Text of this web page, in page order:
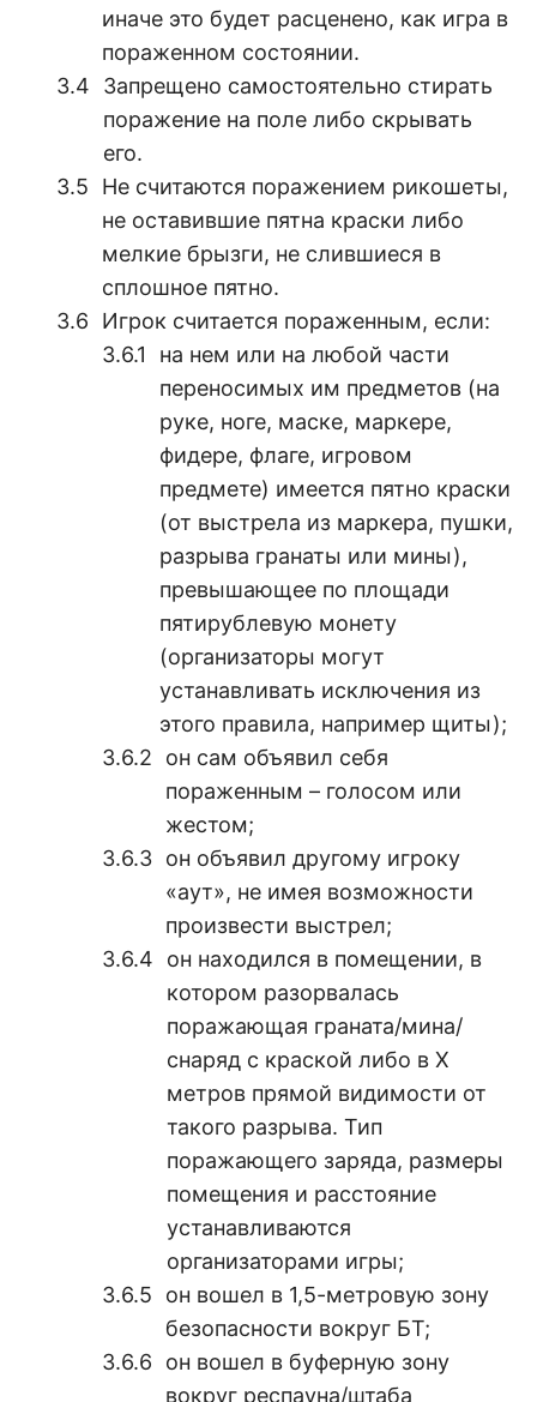
иначе это будет расценено, как игра в
пораженном состоянии.
Запрещено самостоятельно стирать
поражение на поле либо скрывать
его.
Не считаются поражением рикошеты,
не оставившие пятна краски либо
мелкие брызги, не слившиеся в
сплошное пятно.
Игрок считается пораженным, если:
на нем или на любой части
переносимых им предметов (на
руке, ноге, маске, маркере,
фидере, флаге, игровом
предмете) имеется пятно краски
(от выстрела из маркера, пушки,
разрыва гранаты или мины),
превышающее по площади
пятирублевую монету
(организаторы могут
устанавливать исключения из
этого правила, например щиты);
он сам объявил себя
пораженным – голосом или
жестом;
он объявил другому игроку
«аут», не имея возможности
произвести выстрел;
он находился в помещении, в
котором разорвалась
поражающая граната/мина/
снаряд с краской либо в Х
метров прямой видимости от
такого разрыва. Тип
поражающего заряда, размеры
помещения и расстояние
устанавливаются
организаторами игры;
он вошел в 1,5-метровую зону
безопасности вокруг БТ;
он вошел в буферную зону
вокруг респауна/штаба